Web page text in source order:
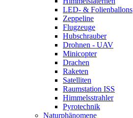
LED- & Folienballons
Zeppeline
Flugzeuge
Hubschrauber
Drohnen - UAV
Minicopter
Drachen
Raketen
Satelliten
Raumstation ISS
Himmelsstrahler
Pyrotechnik
Naturphänomene